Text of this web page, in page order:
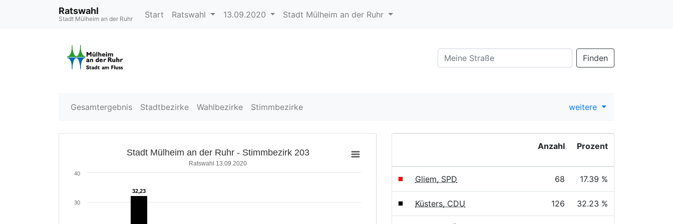
Ratswahl
Stadt Mülheim an der Ruhr Start Ratswahl 13.09.2020 Stadt Mülheim an der Ruhr
Finden
Gesamtergebnis Stadtbezirke Wahlbezirke Stimmbezirke weitere
Stadt Mülheim an der Ruhr - Stimmbezirk 203
Ratswahl 13.09.2020
32,23
32,23
30
40
Anzahl Prozent
Gliem, SPD 68 17.39 %
Küsters, CDU 126 32.23 %